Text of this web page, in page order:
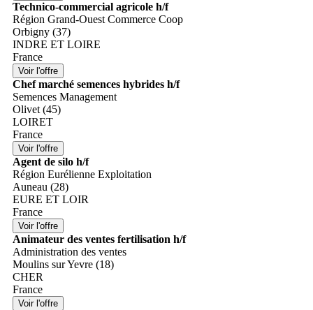
Technico-commercial agricole h/f
Région Grand-Ouest Commerce Coop
Orbigny (37)
INDRE ET LOIRE
France
Chef marché semences hybrides h/f
Semences Management
Olivet (45)
LOIRET
France
Agent de silo h/f
Région Eurélienne Exploitation
Auneau (28)
EURE ET LOIR
France
Animateur des ventes fertilisation h/f
Administration des ventes
Moulins sur Yevre (18)
CHER
France